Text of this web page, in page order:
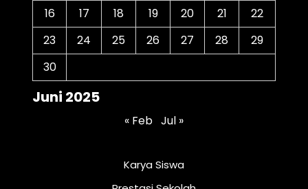
Juni 2025
16
17 18 19 20 21
22
23
24 25 26 27 28
29
30
« Feb Jul »
Karya Siswa